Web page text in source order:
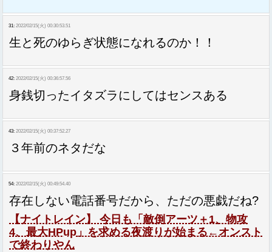
31: 2022/02/15(火) 00:30:53.51
生と死のゆらぎ状態になれるのか！！
42: 2022/02/15(火) 00:36:57.56
身銭切ったイタズラにしてはセンスある
43: 2022/02/15(火) 00:37:52.27
３年前のネタだな
54: 2022/02/15(火) 00:49:54.40
存在しない電話番号だから、ただの悪戯だね?
【ナイトレイン】 今日も「敵倒アーツ＋1、物攻
4、最大HPup」を求める夜渡りが始まる←オンスト
で終わりやん